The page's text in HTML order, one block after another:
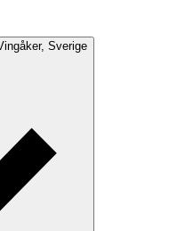
Sverige